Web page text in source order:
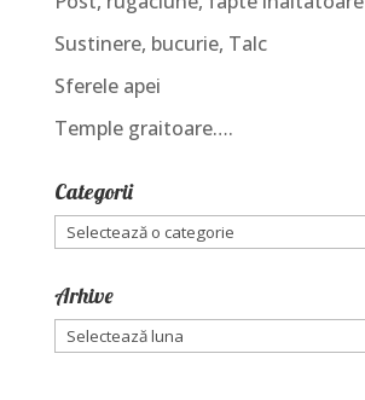
Sustinere, bucurie, Talc
Sferele apei
Temple graitoare….
Categorii
Categorii
Arhive
Arhive